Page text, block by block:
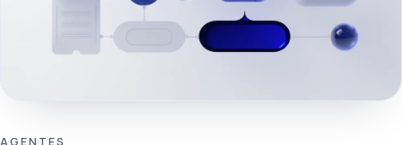
AGENTES